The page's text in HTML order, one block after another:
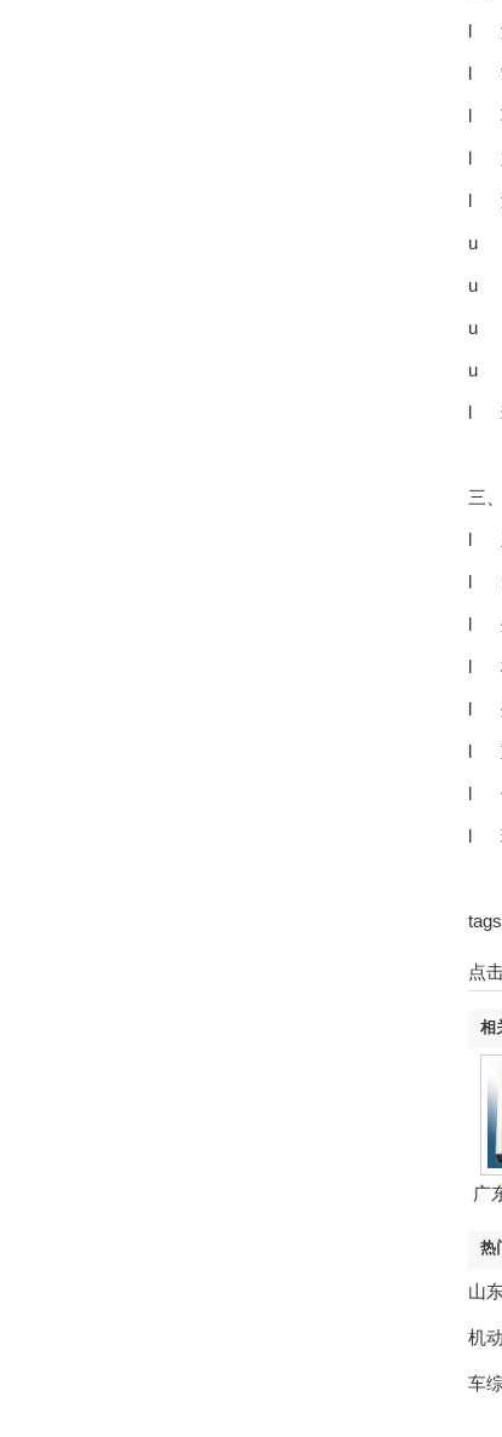
l 滑
l 制
l 车
l 加
l
u
u
u
u
l 牵
三
l 系
l 内
l
l 标
l
l
l
l
点
相
广
热
山
机
车